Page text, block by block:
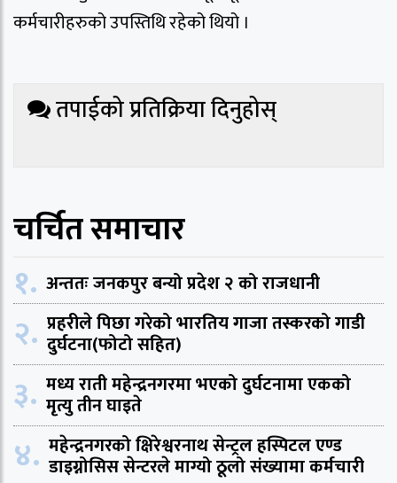
कर्मचारीहरुको उपस्तिथि रहेको थियो ।
तपाईको प्रतिक्रिया दिनुहोस्
चर्चित समाचार
१. अन्ततः जनकपुर बन्यो प्रदेश २ को राजधानी
२. प्रहरीले पिछा गरेको भारतिय गाजा तस्करको गाडी
दुर्घटना(फोटो सहित)
३. मध्य राती महेन्द्रनगरमा भएको दुर्घटनामा एकको
मृत्यु तीन घाइते
४. महेन्द्रनगरको क्षिरेश्वरनाथ सेन्ट्रल हस्पिटल एण्ड
डाइग्नोसिस सेन्टरले माग्यो ठूलो संख्यामा कर्मचारी